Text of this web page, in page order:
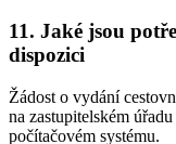
11. Jaké jsou
dispozici
Žádost o vydání
na zastupitelském
počítačovém systému.